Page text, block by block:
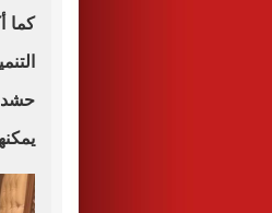
كما
حشد